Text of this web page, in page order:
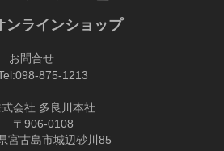
ンラインショップ
お問合せ
098-875-1213
会社 多良川本社
〒906-0108
宮古島市城辺砂川85